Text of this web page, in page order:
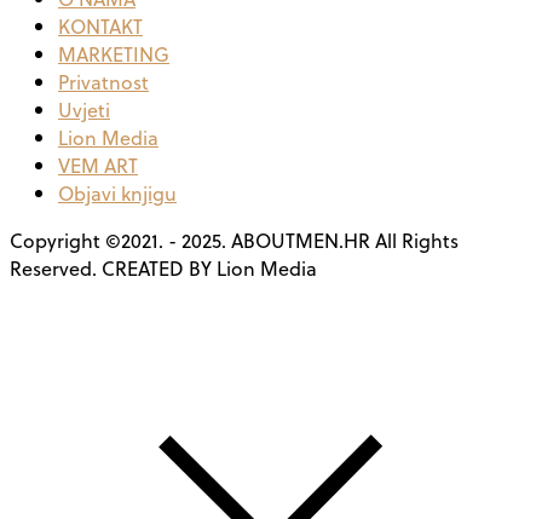
KONTAKT
MARKETING
Privatnost
Uvjeti
Lion Media
VEM ART
Objavi knjigu
Copyright ©2021. - 2025. ABOUTMEN.HR All Rights
Reserved. CREATED BY Lion Media